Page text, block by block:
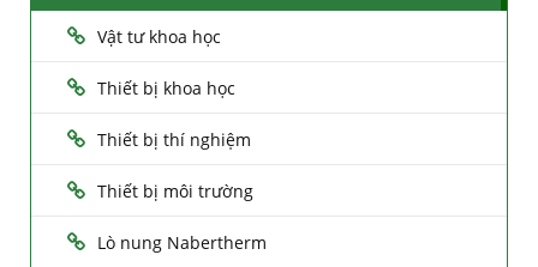
Vật tư khoa học
Thiết bị khoa học
Thiết bị thí nghiệm
Thiết bị môi trường
Lò nung Nabertherm